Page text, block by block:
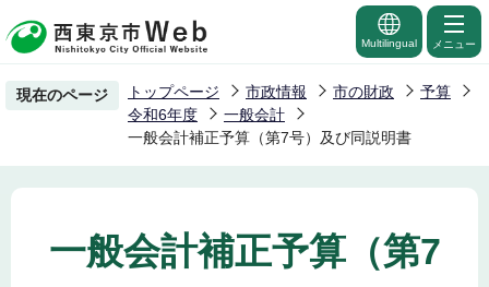
の
ー
の
先
Multilingual メニュー
現在のページ トップページ 市政情報 市の財政
予算
令和6年度
一般会計
一般会計補正予算（第7号）及び同説明書
一般会計補正予算（第7